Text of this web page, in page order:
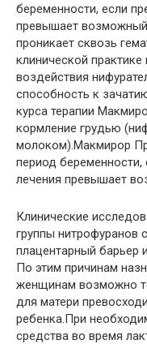
беременности, если
превышает возможный
проникает сквозь
клинической
воздействия
способность к
курса терапии
кормление грудью
молоком).Макмирор
период
лечения превышает
Клинические
группы нитрофуранов
плацентарный барьер
По этим причинам
женщинам возможно
для матери
ребенка.При
средства во время